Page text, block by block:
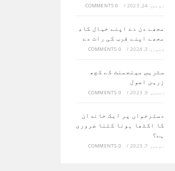
نومبر 24, 2023 /
0 COMMENTS
مجھے دن دے اپنے خیال کا،
مجھے اپنے قرب کی رات دے
جنوری 3, 2024 /
0 COMMENTS
سٹریس مینجمنٹ کے کچھ
زریں اصول
دسمبر 9, 2023 /
0 COMMENTS
دسترخواں پر ایک خاندان
کا اکٹھا ہونا کتنا ضروری
ہے؟
نومبر 7, 2023 /
0 COMMENTS